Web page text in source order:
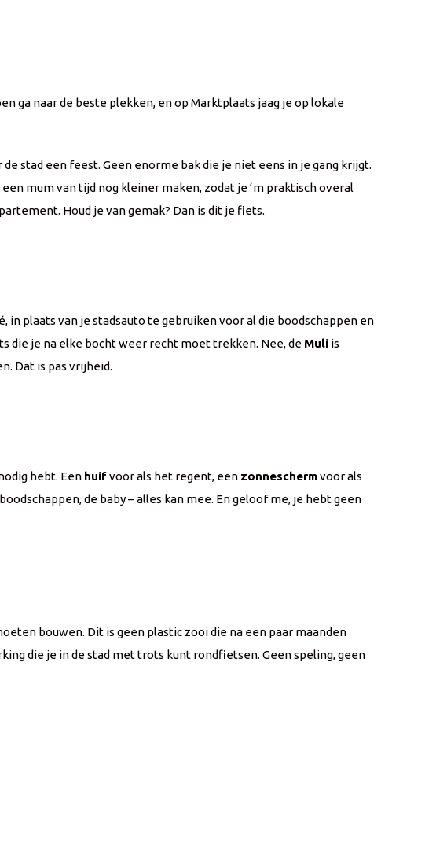
ga naar de beste plekken, en op Marktplaats jaag je op lokale
stad een feest. Geen enorme bak die je niet eens in je gang krijgt.
een mum van tijd nog kleiner maken, zodat je ‘m praktisch overal
Houd je van gemak? Dan is dit je fiets.
in plaats van je stadsauto te gebruiken voor al die boodschappen en
die je na elke bocht weer recht moet trekken. Nee, de Muli is
Dat is pas vrijheid.
hebt. Een huifvoor als het regent, een zonneschermvoor als
de baby – alles kan mee. En geloof me, je hebt geen
bouwen. Dit is geen plastic zooi die na een paar maanden
die je in de stad met trots kunt rondfietsen. Geen speling, geen